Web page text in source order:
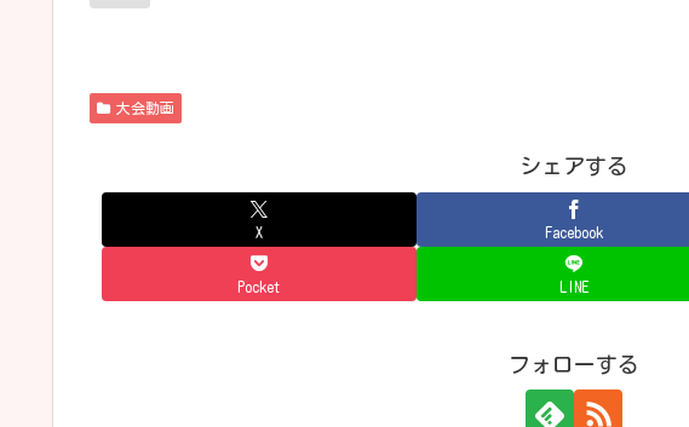
大会動画
シェアする
X Facebook
Pocket LINE
フォローする